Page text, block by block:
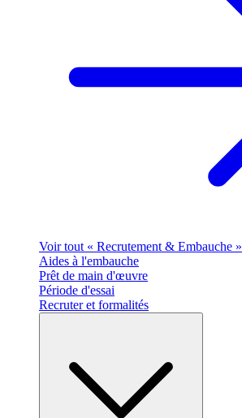
Voir tout « Recrutement & Embauche »
Aides à l'embauche
Prêt de main d'œuvre
Période d'essai
Recruter et formalités